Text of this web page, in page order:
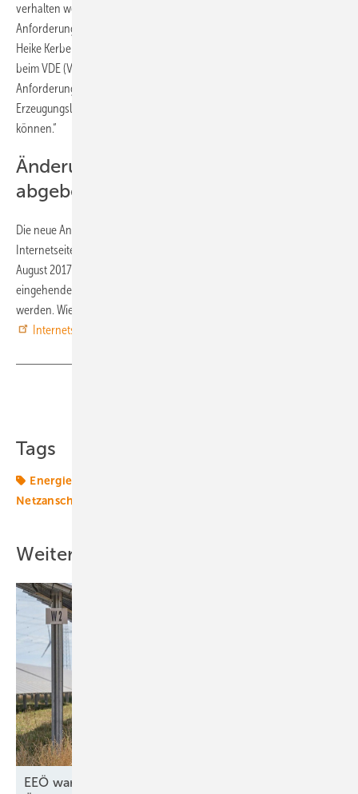
verhalten werden. „Die Anwendungsregel stellt höhere
Anforderungen an dezentrale Erzeugungsanlagen als bisher“, betont
Heike Kerber, Geschäftsführerin des Forums Netztechnik/Netzbetrieb
beim VDE (VDE FNN). „Mit den neuen vorausschauenden
Anforderungen schaffen wir den notwendigen Rahmen, um weitere
Erzeugungsleistung in die Niederspannungsnetze integrieren zu
können.“
Änderungsvorschläge bis 23. August
abgeben
Die neue Anwendungsregel liegt derzeit als Entwurf vor, der auf der
Internetseite des VDE/FNN zum
August 2017 nimmt der VDE Änderungsvorschläge entgegen, die nach
eingehender Prüfung eventuell in die neuen Regelungen eingearbeitet
werden. Wie diese konkret eingereicht werden, stellt der VDE auf der
Internetseite des FNN
Tags
Energiemarkt
Netzanschluss
Weitere Inhalte
EEÖ warnt vor teuren Strompreisen ohne